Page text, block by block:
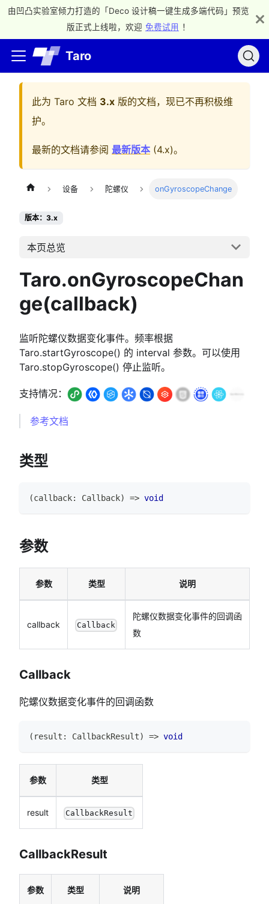
由凹凸实验室倾力打造的「Deco 设计稿一键生成多端代码」预览
版正式上线啦，欢迎 免费试用 ！
Taro
此为 Taro 文档 3.x 版的文档，现已不再积极维
护。
最新的文档请参阅 最新版本 (4.x)。
设备 陀螺仪 onGyroscopeChange
版本：3.x
本页总览
Taro.onGyroscopeChan
ge(callback)
监听陀螺仪数据变化事件。频率根据
Taro.startGyroscope() 的 interval 参数。可以使用
Taro.stopGyroscope() 停止监听。
支持情况：
参考文档
类型
(callback: Callback) => void
参数
参数 类型 说明
callback Callback
陀螺仪数据变化事件的回调函
数
Callback
陀螺仪数据变化事件的回调函数
( result : CallbackResult) => void
参数 类型
result CallbackResult
CallbackResult
参数 类型 说明